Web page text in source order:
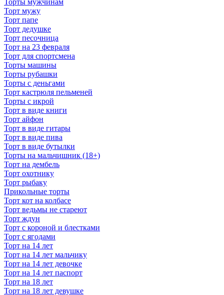
Торты мужчинам
Торт мужу
Торт папе
Торт дедушке
Торт песочница
Торт на 23 февраля
Торт для спортсмена
Торты машины
Торты рубашки
Торты с деньгами
Торт кастрюля пельменей
Торты с икрой
Торт в виде книги
Торт айфон
Торт в виде гитары
Торт в виде пива
Торт в виде бутылки
Торты на мальчишник (18+)
Торт на дембель
Торт охотнику
Торт рыбаку
Прикольные торты
Торт кот на колбасе
Торт ведьмы не стареют
Торт ждун
Торт с короной и блестками
Торт с ягодами
Торт на 14 лет
Торт на 14 лет мальчику
Торт на 14 лет девочке
Торт на 14 лет паспорт
Торт на 18 лет
Торт на 18 лет девушке